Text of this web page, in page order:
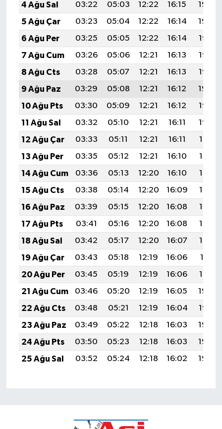
4 Ağu Sal
03:22 05:03 12:22 16:15
19:30
5 Ağu Çar
03:23 05:04 12:22 16:14
19:29
6 Ağu Per
03:25 05:05 12:22 16:14
19:28
7 Ağu Cum
03:26 05:06 12:21 16:13
19:27
8 Ağu Cts
03:28 05:07 12:21 16:13
19:26
9 Ağu Paz
03:29 05:08 12:21 16:12
19:24
10 Ağu Pts
03:30 05:09 12:21 16:12
19:23
11 Ağu Sal
03:32 05:10 12:21 16:11
19:22
12 Ağu Çar
03:33 05:11 12:21 16:11
19:21
13 Ağu Per
03:35 05:12 12:21 16:10
19:19
14 Ağu Cum
03:36 05:13 12:20 16:10
19:18
15 Ağu Cts
03:38 05:14 12:20 16:09
19:17
16 Ağu Paz
03:39 05:15 12:20 16:08
19:15
17 Ağu Pts
03:41 05:16 12:20 16:08
19:14
18 Ağu Sal
03:42 05:17 12:20 16:07
19:12
19 Ağu Çar
03:43 05:18 12:19 16:06
19:11
20 Ağu Per
03:45 05:19 12:19 16:06
19:10
21 Ağu Cum
03:46 05:20 12:19 16:05
19:08
22 Ağu Cts
03:48 05:21 12:19 16:04
19:07
23 Ağu Paz
03:49 05:22 12:18 16:03
19:05
24 Ağu Pts
03:50 05:23 12:18 16:03
19:04
25 Ağu Sal
03:52 05:24 12:18 16:02 19:02